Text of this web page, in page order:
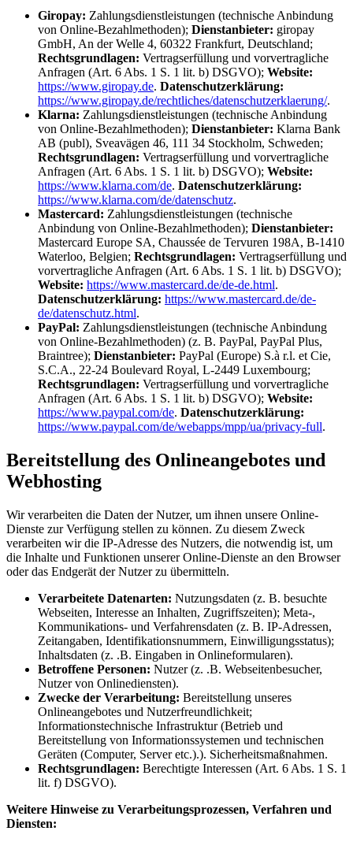
Giropay: Zahlungsdienstleistungen (technische Anbindung
von Online-Bezahlmethoden); Dienstanbieter: giropay
GmbH, An der Welle 4, 60322 Frankfurt, Deutschland;
Rechtsgrundlagen: Vertragserfüllung und vorvertragliche
Anfragen (Art. 6 Abs. 1 S. 1 lit. b) DSGVO); Website:
https://www.giropay.de. Datenschutzerklärung:
https://www.giropay.de/rechtliches/datenschutzerklaerung/.
Klarna: Zahlungsdienstleistungen (technische Anbindung
von Online-Bezahlmethoden); Dienstanbieter: Klarna Bank
AB (publ), Sveavägen 46, 111 34 Stockholm, Schweden;
Rechtsgrundlagen: Vertragserfüllung und vorvertragliche
Anfragen (Art. 6 Abs. 1 S. 1 lit. b) DSGVO); Website:
https://www.klarna.com/de. Datenschutzerklärung:
https://www.klarna.com/de/datenschutz.
Mastercard: Zahlungsdienstleistungen (technische
Anbindung von Online-Bezahlmethoden); Dienstanbieter:
Mastercard Europe SA, Chaussée de Tervuren 198A, B-1410
Waterloo, Belgien; Rechtsgrundlagen: Vertragserfüllung und
vorvertragliche Anfragen (Art. 6 Abs. 1 S. 1 lit. b) DSGVO);
Website: https://www.mastercard.de/de-de.html.
Datenschutzerklärung: https://www.mastercard.de/de-
de/datenschutz.html.
PayPal: Zahlungsdienstleistungen (technische Anbindung
von Online-Bezahlmethoden) (z. B. PayPal, PayPal Plus,
Braintree); Dienstanbieter: PayPal (Europe) S.à r.l. et Cie,
S.C.A., 22-24 Boulevard Royal, L-2449 Luxembourg;
Rechtsgrundlagen: Vertragserfüllung und vorvertragliche
Anfragen (Art. 6 Abs. 1 S. 1 lit. b) DSGVO); Website:
https://www.paypal.com/de. Datenschutzerklärung:
https://www.paypal.com/de/webapps/mpp/ua/privacy-full.
Bereitstellung des Onlineangebotes und
Webhosting
Wir verarbeiten die Daten der Nutzer, um ihnen unsere Online-
Dienste zur Verfügung stellen zu können. Zu diesem Zweck
verarbeiten wir die IP-Adresse des Nutzers, die notwendig ist, um
die Inhalte und Funktionen unserer Online-Dienste an den Browser
oder das Endgerät der Nutzer zu übermitteln.
Verarbeitete Datenarten: Nutzungsdaten (z. B. besuchte
Webseiten, Interesse an Inhalten, Zugriffszeiten); Meta-,
Kommunikations- und Verfahrensdaten (z. B. IP-Adressen,
Zeitangaben, Identifikationsnummern, Einwilligungsstatus);
Inhaltsdaten (z. .B. Eingaben in Onlineformularen).
Betroffene Personen: Nutzer (z. .B. Webseitenbesucher,
Nutzer von Onlinediensten).
Zwecke der Verarbeitung: Bereitstellung unseres
Onlineangebotes und Nutzerfreundlichkeit;
Informationstechnische Infrastruktur (Betrieb und
Bereitstellung von Informationssystemen und technischen
Geräten (Computer, Server etc.).). Sicherheitsmaßnahmen.
Rechtsgrundlagen: Berechtigte Interessen (Art. 6 Abs. 1 S. 1
lit. f) DSGVO).
Weitere Hinweise zu Verarbeitungsprozessen, Verfahren und
Diensten: